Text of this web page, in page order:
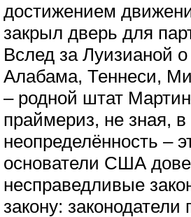
достижением
закрыл дверь для
Вслед за Луизианой
Алабама, Теннеси,
– родной штат
праймериз, не зная,
неопределённость –
основатели США
несправедливые
закону: